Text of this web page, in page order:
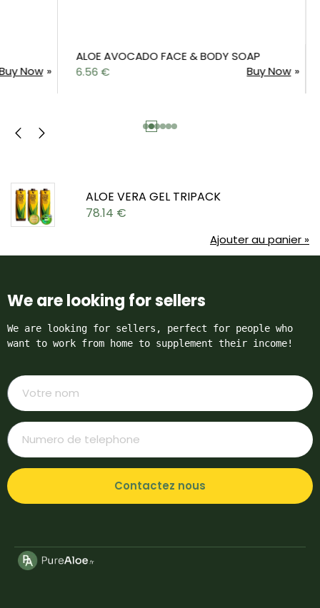
ALOE AVOCADO FACE & BODY SOAP
6.56€
7.38€
ALOE VERA GEL TRIPACK
78.14 €
Ajouter au panier »
We are looking for sellers
We are looking for sellers, perfect for people who
want to work from home to supplement their income!
Contactez nous